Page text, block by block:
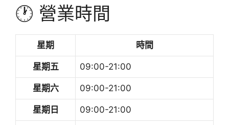
🕐 營業時間
星期 時間
星期五 09:00-21:00
星期六 09:00-21:00
星期日 09:00-21:00